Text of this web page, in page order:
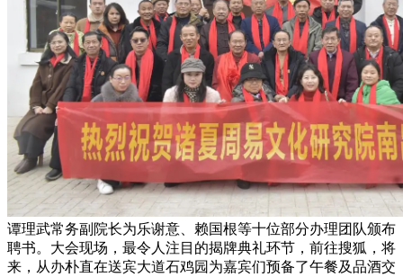
谭理武常务副院长为乐谢意、赖国根等十位部分办理团队颁布
聘书。大会现场，最令人注目的揭牌典礼环节，前往搜狐，将
来，从办朴直在送宾大道石鸡园为嘉宾们预备了午餐及品酒交